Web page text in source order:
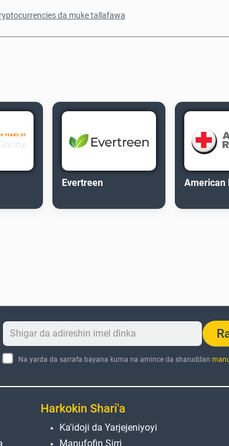
da muke tallafawa
Evertreen American
Na yarda da sarrafa bayana kuma na amince da sharuɗɗan
Harkokin Shari'a
Ka'idoji da Yarjejeniyoyi
Manufofin Sirri